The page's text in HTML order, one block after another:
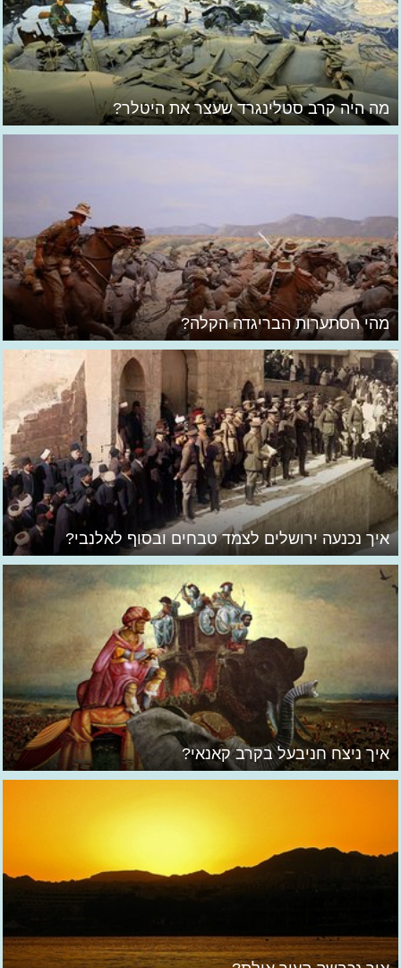
מה היה קרב סטלינגרד שעצר את היטלר?
מהי הסתערות הבריגדה הקלה?
איך נכנעה ירושלים לצמד טבחים ובסוף לאלנבי?
איך ניצח חניבעל בקרב קאנאי?